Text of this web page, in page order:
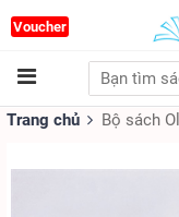
Voucher
Trang chủ Bộ sách